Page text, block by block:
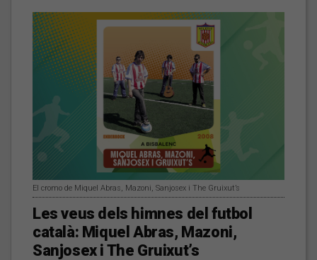
El cromo de Miquel Abras, Mazoni, Sanjosex i The Gruixut’s
Les veus dels himnes del futbol
català: Miquel Abras, Mazoni,
Sanjosex i The Gruixut’s